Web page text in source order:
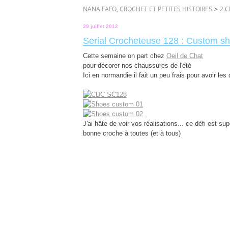
NANA FAFO, CROCHET ET PETITES HISTOIRES >
29 juillet 2012
Serial Crocheteuse 128 : Custom
Cette semaine on part chez Oeil de Chat
pour décorer nos chaussures de l'été
Ici en normandie il fait un peu frais pour avoir les
J'ai hâte de voir vos réalisations... ce défi est
bonne croche à toutes (et à tous)